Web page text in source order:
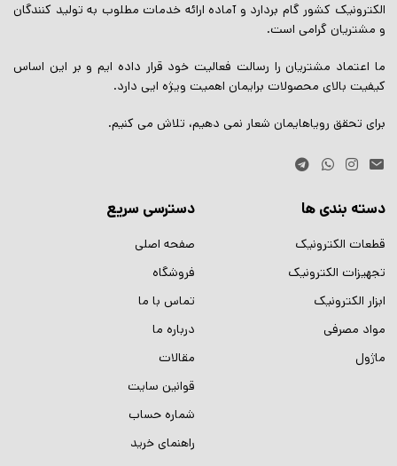
الکترونیک کشور گام بردارد و آماده ارائه خدمات مطلوب به تولید کنندگان
و مشتریان گرامی است.
ما اعتماد مشتریان را رسالت فعالیت خود قرار داده ایم و بر این اساس
کیفیت بالای محصولات برایمان اهمیت ویژه ایی دارد.
برای تحقق رویاهایمان شعار نمی دهیم، تلاش می کنیم.
دسته بندی ها
قطعات الکترونیک
تجهیزات الکترونیک
ابزار الکترونیک
مواد مصرفی
ماژول
دسترسی سریع
صفحه اصلی
فروشگاه
تماس با ما
درباره ما
مقالات
قوانین سایت
شماره حساب
راهنمای خرید